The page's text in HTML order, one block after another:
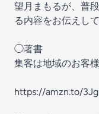
望月まもるが、普
る内容をお伝えし
◯著書
集客は地域のお客
https://amzn.to/